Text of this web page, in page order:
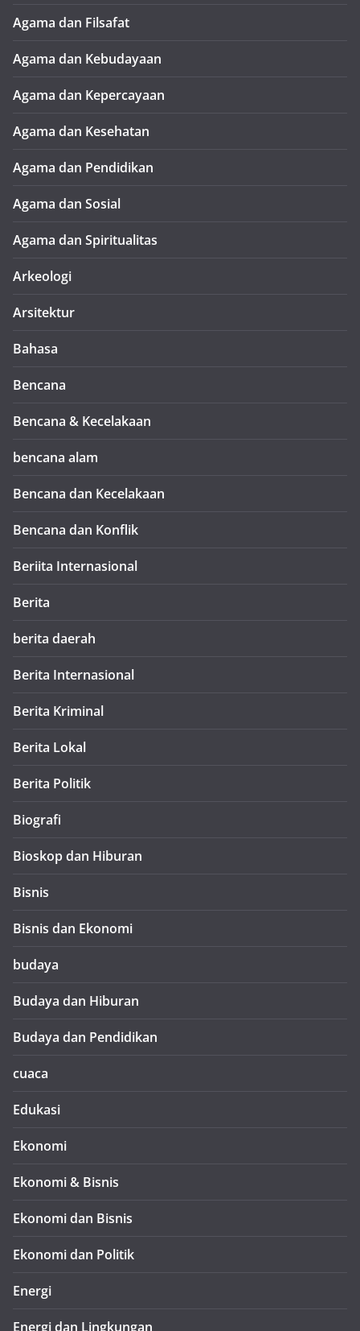
Agama dan Filsafat
Agama dan Kebudayaan
Agama dan Kepercayaan
Agama dan Kesehatan
Agama dan Pendidikan
Agama dan Sosial
Agama dan Spiritualitas
Arkeologi
Arsitektur
Bahasa
Bencana
Bencana & Kecelakaan
bencana alam
Bencana dan Kecelakaan
Bencana dan Konflik
Beriita Internasional
Berita
berita daerah
Berita Internasional
Berita Kriminal
Berita Lokal
Berita Politik
Biografi
Bioskop dan Hiburan
Bisnis
Bisnis dan Ekonomi
budaya
Budaya dan Hiburan
Budaya dan Pendidikan
cuaca
Edukasi
Ekonomi
Ekonomi & Bisnis
Ekonomi dan Bisnis
Ekonomi dan Politik
Energi
Energi dan Lingkungan